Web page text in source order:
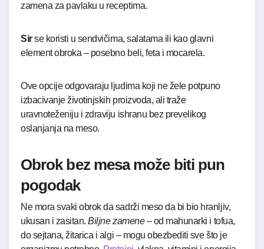
zamena za pavlaku u receptima.
Sirse koristi u sendvičima, salatama ili kao glavni
element obroka – posebno beli, feta i mocarela.
Ove opcije odgovaraju ljudima koji ne žele potpuno
izbacivanje životinjskih proizvoda, ali traže
uravnoteženiju i zdraviju ishranu bez prevelikog
oslanjanja na meso.
Obrok bez mesa može biti pun
pogodak
Ne mora svaki obrok da sadrži meso da bi bio hranljiv,
ukusan i zasitan.Biljne zamene– od mahunarki i tofua,
do sejtana, žitarica i algi – mogu obezbediti sve što je